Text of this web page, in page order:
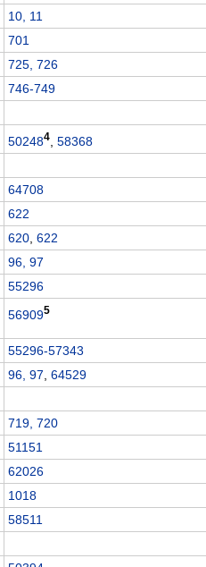
10, 11
701
725, 726
746-749
502484 58368
64708
622
620 622
96, 97
55296
569095
55296-57343
96, 97 64529
719, 720
51151
62026
1018
58511